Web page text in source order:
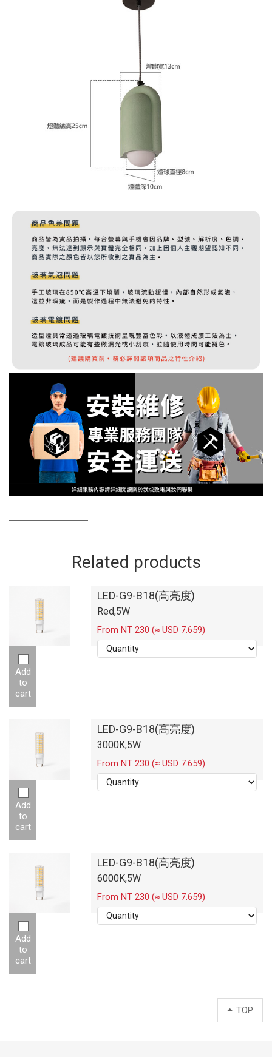
Related products
LED-G9-B18(高亮度)
Red,5W
From NT 230 (≈ USD 7.659)
Add
to
cart
LED-G9-B18(高亮度)
3000K,5W
From NT 230 (≈ USD 7.659)
Add
to
cart
LED-G9-B18(高亮度)
6000K,5W
From NT 230 (≈ USD 7.659)
Add
to
cart
TOP